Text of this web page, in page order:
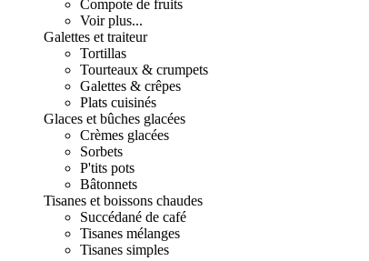
Compote de fruits
Voir plus...
Galettes et traiteur
Tortillas
Tourteaux & crumpets
Galettes & crêpes
Plats cuisinés
Glaces et bûches glacées
Crèmes glacées
Sorbets
P'tits pots
Bâtonnets
Tisanes et boissons chaudes
Succédané de café
Tisanes mélanges
Tisanes simples